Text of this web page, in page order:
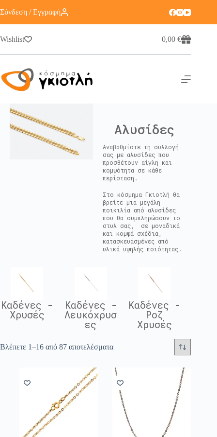
Σύνδεση / Εγγραφή
Wishlist 0,00€
Αλυσίδες
Αναβαθμίστε τη συλλογή
σας με αλυσίδες που
προσθέτουν αίγλη και
κομψότητα σε κάθε
περίσταση.
Στο κόσμημα Γκιοτλή θα
βρείτε μια μεγάλη
ποικιλία από αλυσίδες
που θα συμπληρώσουν το
στυλ σας, σε μοναδικά
και κομψά σχέδια,
κατασκευασμένες από
υλικά υψηλής ποιότητας.
Καδένες -
Χρυσές
Καδένες -
Λευκόχρυσ
ες
Καδένες -
Ροζ
Χρυσές
Βλέπετε 1–16 από 87 αποτελέσματα